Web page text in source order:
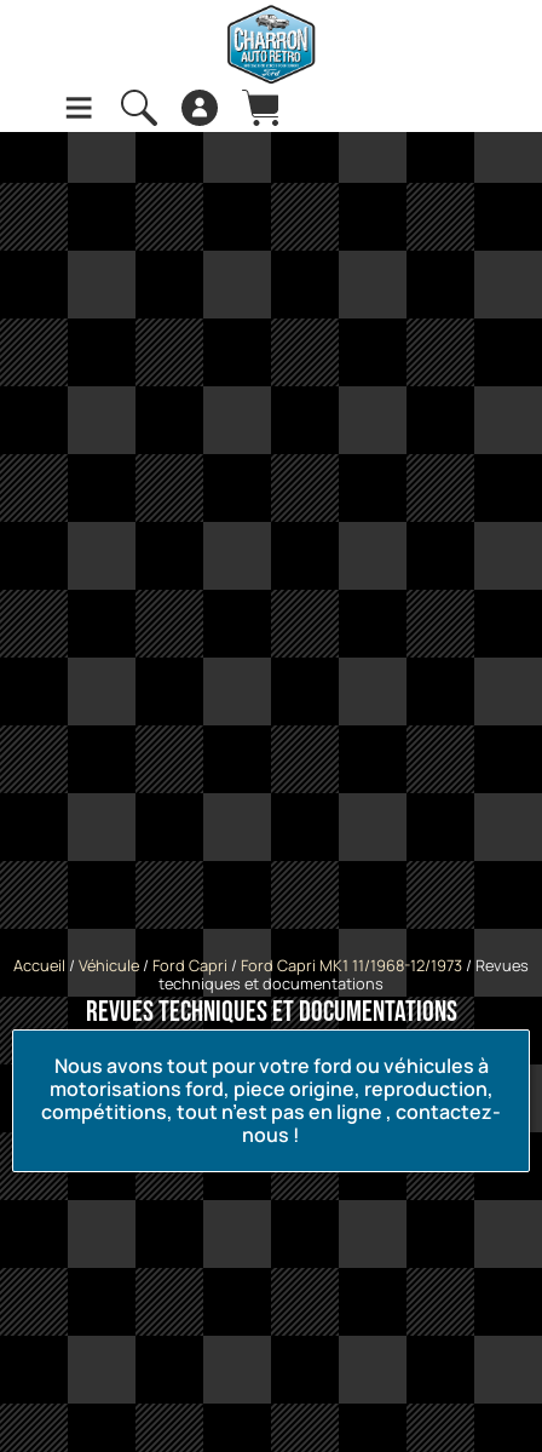
Accueil / Véhicule/ Ford Capri / Ford Capri MK1 11/1968-12/1973/ Revues
techniques et documentations
Revues techniques et documentations
Nous avons tout pour votre ford ou véhicules à
motorisations ford, piece origine, reproduction,
compétitions, tout n’est pas en ligne , contactez-
nous !